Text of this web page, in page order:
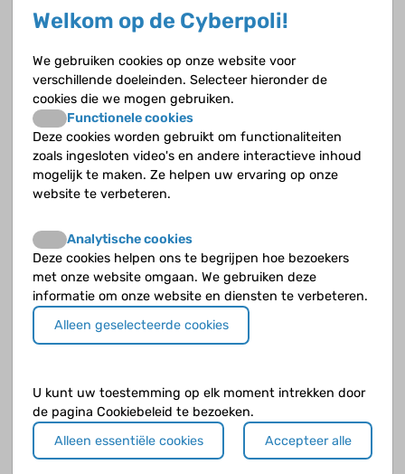
van Th-1-cellen en daardoor voor evenwicht in de afweer. En
dat leidt weer tot een gezond lichaam.
Waar zit de afweer in het lichaam?
Het beenmerg maakt lymfocyten aan, dus ook de B-
lymfocyten. In de zwezerik (orgaan dat achter het borstbeen
ligt, medische term: thymus) worden de T-lymfocyten
gemaakt. Als de cellen goed rijp zijn komen ze in omloop. Om
de bacterierijke gebieden in het lichaam goed in de gaten te
kunnen houden, zitten de lymfocyten op diverse strategische
weefsel (langs luchtwegen en darmen) en in de milt. In het
lymfoïde weefsel wordt de uitrijping van Tr-cellen
gestimuleerd door infecties en specifieke ziektekiemen.
Immuunsysteem en astma en allergie
Bij astma ontstaan er ontstekingsverschijnselen. Deze
moeten. De T-cellen spelen hierbij een belangrijke rol. De
aansturing van Th-1- en Th-2-cellen door Tr-cellen hoort in
een gezond lichaam te leiden tot een evenwichtige werking
van de Th-1- en Th-2-cellen. Bij onvoldoende werking van de
Welkom op de Cyberpoli!
We gebruiken cookies op onze website voor
verschillende doeleinden. Selecteer hieronder de
cookies die we mogen gebruiken.
Functionele cookies
Deze cookies worden gebruikt om functionaliteiten
zoals ingesloten video's en andere interactieve inhoud
mogelijk te maken. Ze helpen uw ervaring op onze
website te verbeteren.
Analytische cookies
Deze cookies helpen ons te begrijpen hoe bezoekers
met onze website omgaan. We gebruiken deze
informatie om onze website en diensten te verbeteren.
Alleen geselecteerde cookies
U kunt uw toestemming op elk moment intrekken door
de pagina Cookiebeleid te bezoeken.
Alleen essentiële cookies
Accepteer alle